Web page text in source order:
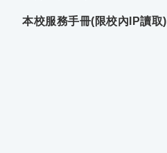
本校服務手冊(限校內IP讀取)